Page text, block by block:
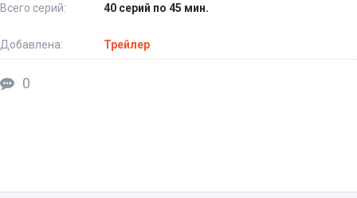
Всего серий:
40 серий по 45 мин.
Добавлена: Трейлер
0